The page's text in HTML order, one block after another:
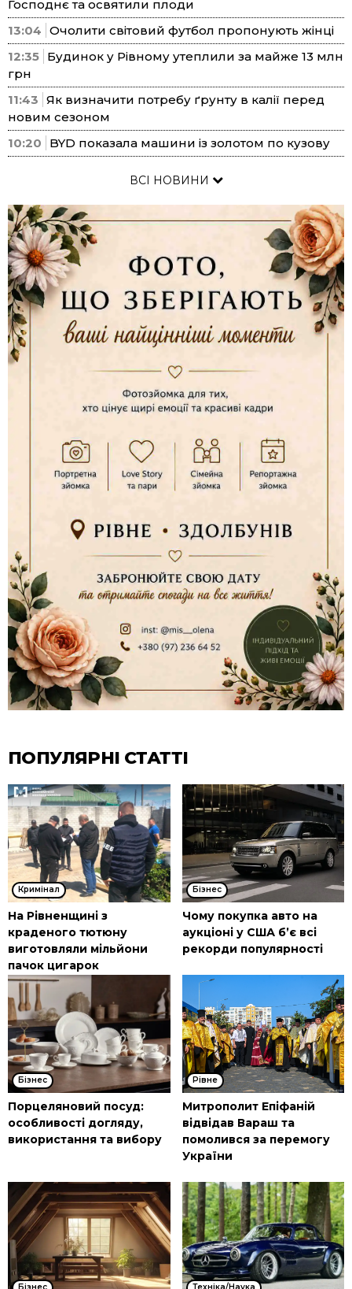
Господнє та освятили плоди
13:04 Очолити світовий футбол пропонують жінці
12:35 Будинок у Рівному утеплили за майже 13 млн
грн
11:43 Як визначити потребу ґрунту в калії перед
новим сезоном
10:20
BYD показала машини із золотом по кузову
ВСІ НОВИНИ
ПОПУЛЯРНІ СТАТТІ
Кримінал
На Рівненщині з
краденого тютюну
виготовляли мільйони
пачок цигарок
Бізнес
Чому покупка авто на
аукціоні у США б’є всі
рекорди популярності
Бізнес
Порцеляновий посуд:
особливості догляду,
використання та вибору
Рівне
Митрополит Епіфаній
відвідав Вараш та
помолився за перемогу
України